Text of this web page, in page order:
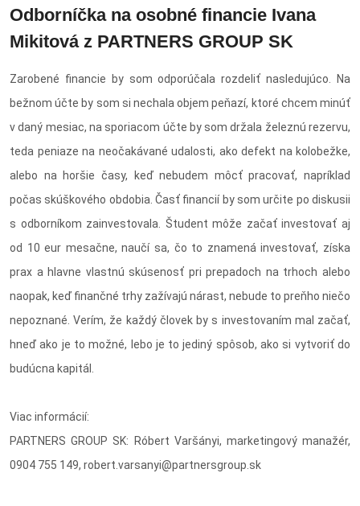
Odborníčka na osobné financie Ivana
Mikitová z PARTNERS GROUP SK
Zarobené financie by som odporúčala rozdeliť nasledujúco. Na
bežnom účte by som si nechala objem peňazí, ktoré chcem minúť
v daný mesiac, na sporiacom účte by som držala železnú rezervu,
teda peniaze na neočakávané udalosti, ako defekt na kolobežke,
alebo na horšie časy, keď nebudem môcť pracovať, napríklad
počas skúškového obdobia. Časť financií by som určite po diskusii
s odborníkom zainvestovala. Študent môže začať investovať aj
od 10 eur mesačne, naučí sa, čo to znamená investovať, získa
prax a hlavne vlastnú skúsenosť pri prepadoch na trhoch alebo
naopak, keď finančné trhy zažívajú nárast, nebude to preňho niečo
nepoznané. Verím, že každý človek by s investovaním mal začať,
hneď ako je to možné, lebo je to jediný spôsob, ako si vytvoriť do
budúcna kapitál.
Viac informácií:
PARTNERS GROUP SK: Róbert Varšányi, marketingový manažér,
0904 755 149, robert.varsanyi@partnersgroup.sk